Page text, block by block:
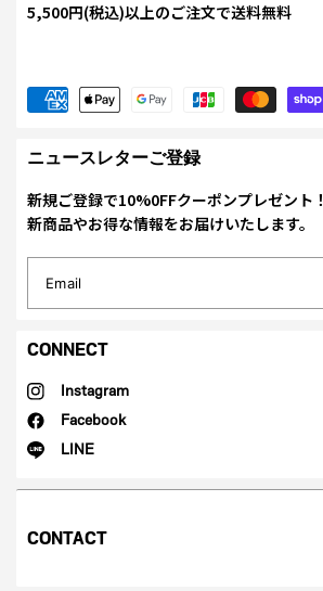
5,500円(税込)以上のご注文で送料無料
ニュースレターご登録
新規ご登録で10%0FFクーポンプレゼント！
新商品やお得な情報をお届けいたします。
Email
CONNECT
Instagram
Facebook
LINE
CONTACT